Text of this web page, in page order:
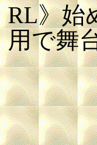
RL》始
用で舞